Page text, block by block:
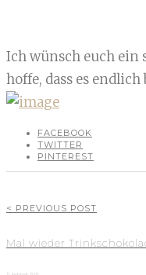
Ich wünsch euch ein
hoffe, dass es
FACEBOOK
TWITTER
PINTEREST
< PREVIOUS POST
Mal wieder